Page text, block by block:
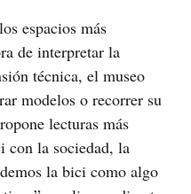
espacios más
de interpretar la
técnica, el museo
modelos o recorrer su
lecturas más
con la sociedad, la
la bici como algo